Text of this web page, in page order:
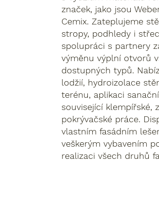
značek, jako jsou
Cemix. Zateplujeme
stropy, podhledy i
spolupráci s partnery
výměnu výplní otvorů
dostupných typů.
lodžií, hydroizolace
terénu, aplikaci
související klempířské,
pokrývačské práce.
vlastním fasádním
veškerým vybavením
realizaci všech druhů